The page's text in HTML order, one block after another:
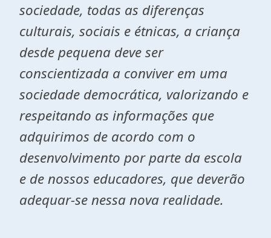
sociedade, todas as diferenças
culturais, sociais e étnicas, a criança
desde pequena deve ser
conscientizada a conviver em uma
sociedade democrática, valorizando e
respeitando as informações que
adquirimos de acordo com o
desenvolvimento por parte da escola
e de nossos educadores, que deverão
adequar-se nessa nova realidade.